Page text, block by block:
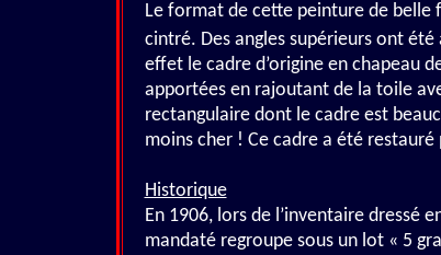
Le format de cette peinture de
cintré. Des angles supérieurs ont
effet le cadre d’origine en chapeau
apportées en rajoutant de la toile
rectangulaire dont le cadre est
moins cher ! Ce cadre a été
Historique
En 1906, lors de l’inventaire dressé
mandaté regroupe sous un lot « 5